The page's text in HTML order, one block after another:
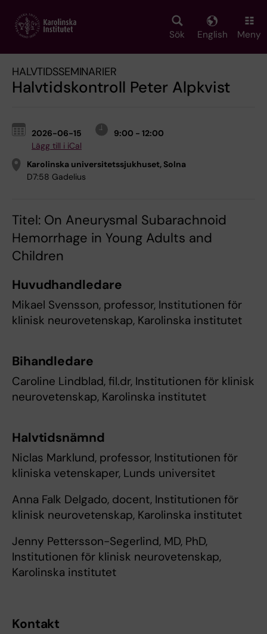
main
Sök English Meny
HALVTIDSSEMINARIER
Halvtidskontroll Peter Alpkvist
2026-06-15
9:00 - 12:00
Lägg till i iCal
Karolinska universitetssjukhuset, Solna
D7:58 Gadelius
Titel: On Aneurysmal Subarachnoid
Hemorrhage in Young Adults and
Children
Huvudhandledare
Mikael Svensson, professor, Institutionen för
klinisk neurovetenskap, Karolinska institutet
Bihandledare
Caroline Lindblad, fil.dr, Institutionen för klinisk
neurovetenskap, Karolinska institutet
Halvtidsnämnd
Niclas Marklund, professor, Institutionen för
kliniska vetenskaper, Lunds universitet
Anna Falk Delgado, docent, Institutionen för
klinisk neurovetenskap, Karolinska institutet
Jenny Pettersson-Segerlind, MD, PhD,
Institutionen för klinisk neurovetenskap,
Karolinska institutet
Kontakt